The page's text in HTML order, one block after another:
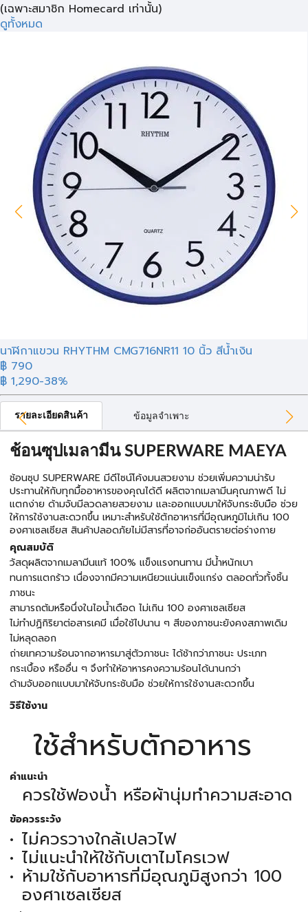
(เฉพาะสมาชิก Homecard เท่านั้น)
ดูทั้งหมด
นาฬิกาแขวน RHYTHM CMG716NR11 10 นิ้ว สีน้ำเงิน
฿ 790
฿ 1,290-38%
รายละเอียดสินค้า ข้อมูลจำเพาะ
ช้อนซุปเมลามีน SUPERWARE MAEYA
ช้อนซุป SUPERWARE มีดีไซน์โค้งมนสวยงาม ช่วยเพิ่มความน่ารับ
ประทานให้กับทุกมื้ออาหารของคุณได้ดี ผลิตจากเมลามีนคุณภาพดี ไม่
แตกง่าย ด้ามจับมีลวดลายสวยงาม และออกแบบมาให้จับกระชับมือ ช่วย
ให้การใช้งานสะดวกขึ้น เหมาะสำหรับใช้ตักอาหารที่มีอุณหภูมิไม่เกิน 100
องศาเซลเซียส สินค้าปลอดภัยไม่มีสารที่อาจก่ออันตรายต่อร่างกาย
คุณสมบัติ
วัสดุผลิตจากเมลามีนแท้ 100% แข็งแรงทนทาน มีน้ำหนักเบา
ทนการแตกร้าว เนื่องจากมีความเหนียวแน่นแข็งแกร่ง ตลอดทั่วทั้งชิ้น
ภาชนะ
สามารถต้มหรือนึ่งในไอน้ำเดือด ไม่เกิน 100 องศาเซลเซียส
ไม่ทำปฏิกิริยาต่อสารเคมี เมื่อใช้ไปนาน ๆ สีของภาชนะยังคงสภาพเดิม
ไม่หลุดลอก
ถ่ายเทความร้อนจากอาหารมาสู่ตัวภาชนะ ได้ช้ากว่าภาชนะ ประเภท
กระเบื้อง หรืออื่น ๆ จึงทำให้อาหารคงความร้อนได้นานกว่า
ด้ามจับออกแบบมาให้จับกระชับมือ ช่วยให้การใช้งานสะดวกขึ้น
วิธีใช้งาน
ใช้สำหรับตักอาหาร
คำแนะนำ
ควรใช้ฟองน้ำ หรือผ้านุ่มทำความสะอาด
ข้อควรระวัง
ไม่ควรวางใกล้เปลวไฟ
ไม่แนะนำให้ใช้กับเตาไมโครเวฟ
ห้ามใช้กับอาหารที่มีอุณภูมิสูงกว่า 100
องศาเซลเซียส